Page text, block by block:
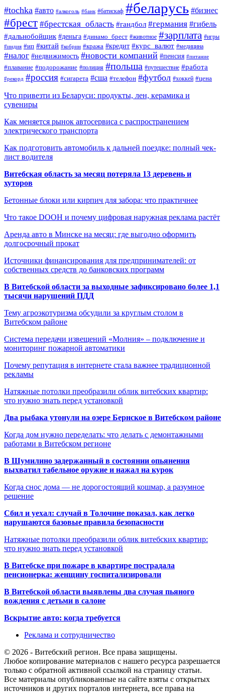
#tochka #авто #алкоголь #банк #батискаф #беларусь #бизнес
#брест #брестская_область #гандбол #германия #гибель
#дальнобойщик #деньга #динамо_брест #животное #зарплата #игры
#индия #ип #китай #кобрин #кража #кредит #курс_валют #медицина
#налог #недвижимость #новости компаний #пенсия #питание
#плавание #подорожание #полиция #польша #путешествие #работа
#рекорд #россия #сигарета #сша #телефон #футбол #хоккей #цена
Что привезти из Беларуси: продукты, лен, керамика и
сувениры
Как меняется рынок автосервиса с распространением
электрического транспорта
Как подготовить автомобиль к дальней поездке: полный чек-
лист водителя
Витебская область за месяц потеряла 13 деревень и
хуторов
Бетонные блоки или кирпич для забора: что практичнее
Что такое DOOH и почему цифровая наружная реклама растёт
Аренда авто в Минске на месяц: где выгодно оформить
долгосрочный прокат
Источники финансирования для предпринимателей: от
собственных средств до банковских программ
В Витебской области за выходные зафиксировано более 1,1
тысячи нарушений ПДД
Тему агроэкотуризма обсудили за круглым столом в
Витебском районе
Система передачи извещений «Молния» – подключение и
мониторинг пожарной автоматики
Почему репутация в интернете стала важнее традиционной
рекламы
Натяжные потолки преобразили облик витебских квартир:
что нужно знать перед установкой
Два рыбака утонули на озере Бернское в Витебском районе
Когда дом нужно переделать: что делать с демонтажными
работами в Витебском регионе
В Шумилино задержанный в состоянии опьянения
выхватил табельное оружие и нажал на курок
Когда снос дома — не дорогостоящий кошмар, а разумное
решение
Сбил и уехал: случай в Толочине показал, как легко
нарушаются базовые правила безопасности
Натяжные потолки преобразили облик витебских квартир:
что нужно знать перед установкой
В Витебске при пожаре в квартире пострадала
пенсионерка: женщину госпитализировали
В Витебской области выявлены два случая пьяного
вождения с детьми в салоне
Вскрытие авто: когда требуется
Реклама и сотрудничество
© 2026 - Витебский регион. Все права защищены.
Любое копирование материалов с нашего ресурса разрешается
только с обратной активной ссылкой на страницу статьи.
Все материалы опубликованные на сайте взяты с открытых
источников и других порталов интернета, все права на